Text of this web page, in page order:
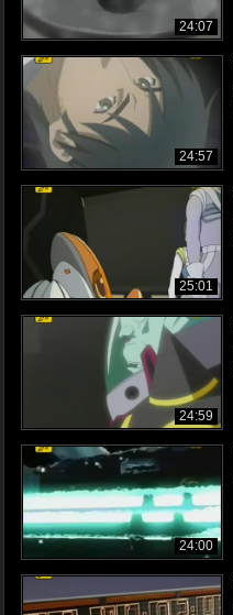
24:07
24:57
25:01
24:59
24:00